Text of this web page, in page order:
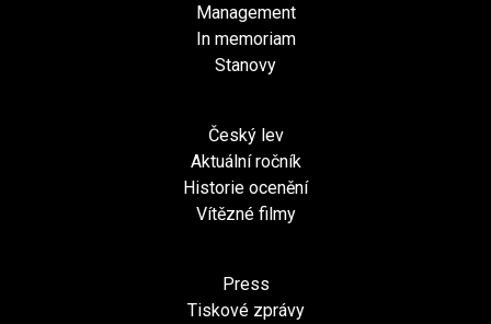
Management
In memoriam
Stanovy
Český lev
Aktuální ročník
Historie ocenění
Vítězné filmy
Press
Tiskové zprávy